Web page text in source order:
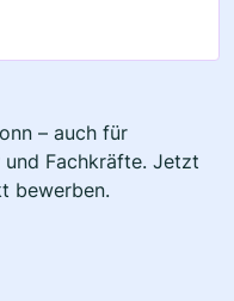
– auch für
und Fachkräfte. Jetzt
bewerben.